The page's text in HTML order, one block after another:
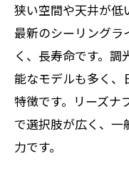
狭い空間や天井が低
最新のシーリングラ
く、長寿命です。
能なモデルも多く、
特徴です。リーズナ
で選択肢が広く、
力です。